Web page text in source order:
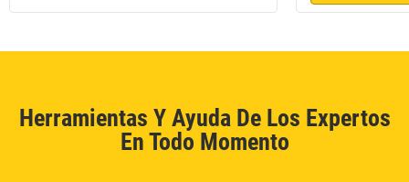
Herramientas Y Ayuda De Los Expertos
En Todo Momento